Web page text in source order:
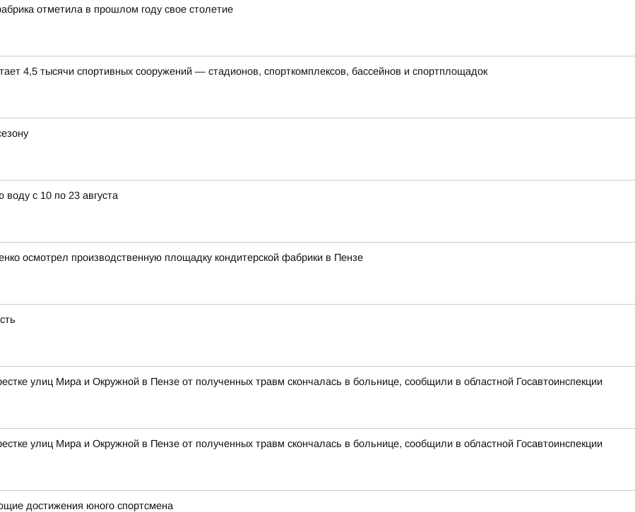
отметила в прошлом году свое столетие
4,5 тысячи спортивных сооружений — стадионов, спорткомплексов, бассейнов и спортплощадок
с 10 по 23 августа
осмотрел производственную площадку кондитерской фабрики в Пензе
улиц Мира и Окружной в Пензе от полученных травм скончалась в больнице, сообщили в областной Госавтоинспекции
улиц Мира и Окружной в Пензе от полученных травм скончалась в больнице, сообщили в областной Госавтоинспекции
достижения юного спортсмена